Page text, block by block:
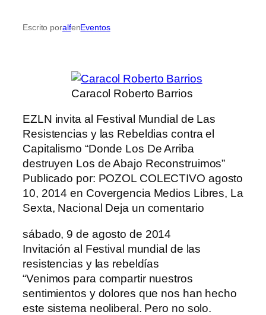
Escrito poralfenEventos
Caracol Roberto Barrios
EZLN invita al Festival Mundial de Las
Resistencias y las Rebeldias contra el
Capitalismo “Donde Los De Arriba
destruyen Los de Abajo Reconstruimos”
Publicado por: POZOL COLECTIVO agosto
10, 2014 en Covergencia Medios Libres, La
Sexta, Nacional Deja un comentario
sábado, 9 de agosto de 2014
Invitación al Festival mundial de las
resistencias y las rebeldías
“Venimos para compartir nuestros
sentimientos y dolores que nos han hecho
este sistema neoliberal. Pero no solo.